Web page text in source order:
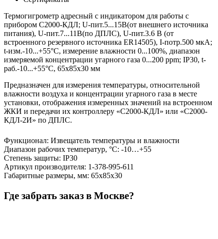
Термогигрометр адресный с индикатором для работы с
прибором С2000-КДЛ; U-пит.5...15В(от внешнего источника
питания), U-пит.7...11В(по ДПЛС), U-пит.3.6 В (от
встроенного резервного источника ER14505), I-потр.500 мкА;
t-изм.-10...+55°С, измерение влажности 0...100%, диапазон
измеряемой концентрации угарного газа 0...200 ppm; IP30, t-
раб.-10...+55°С, 65х85х30 мм
Предназначен для измерения температуры, относительной
влажности воздуха и концентрации угарного газа в месте
установки, отображения измеренных значений на встроенном
ЖКИ и передачи их контроллеру «С2000-КДЛ» или «С2000-
КДЛ-2И» по ДПЛС.
Функционал: Извещатель температуры и влажности
Диапазон рабочих температур, °С: -10…+55
Степень защиты: IP30
Артикул производителя: 1-378-995-611
Габаритные размеры, мм: 65х85х30
Где забрать заказ в Москве?